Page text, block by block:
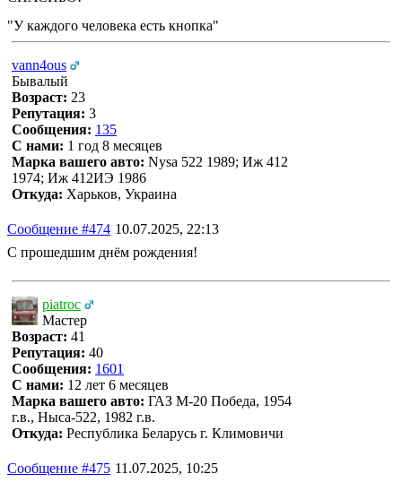
"У каждого человека есть кнопка"
vann4ous
Бывалый
Возраст: 23
Репутация: 3
Сообщения: 135
С нами: 1 год 8 месяцев
Марка вашего авто: Nysa 522 1989; Иж 412
1974; Иж 412ИЭ 1986
Откуда: Харьков, Украина
Сообщение #474 10.07.2025, 22:13
С прошедшим днём рождения!
piatroc
Мастер
Возраст: 41
Репутация: 40
Сообщения: 1601
С нами: 12 лет 6 месяцев
Марка вашего авто: ГАЗ М-20 Победа, 1954
г.в., Ныса-522, 1982 г.в.
Откуда: Республика Беларусь г. Климовичи
Сообщение #475 11.07.2025, 10:25